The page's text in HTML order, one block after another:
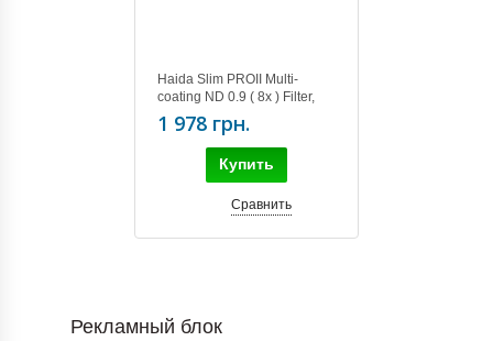
Haida Slim PROII Multi-
coating ND 0.9 ( 8x ) Filter,
82mm
1 978 грн.
Купить
Сравнить
Рекламный блок